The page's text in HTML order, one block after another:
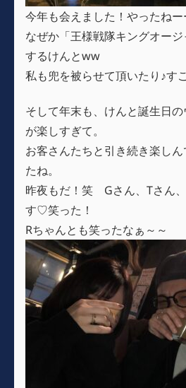
今年も会えました！やったねー
なぜか「王様戦隊キングオー
するけんとww
私も兜を被らせて頂いたり♪す
そして年末も、けんと誕生日
が楽しすぎて。
お客さんたちと引き続き楽し
たね。
昨夜もだ！笑 Gさん、Tさん
す♡笑った！
Rちゃんとも笑ったなぁ～～